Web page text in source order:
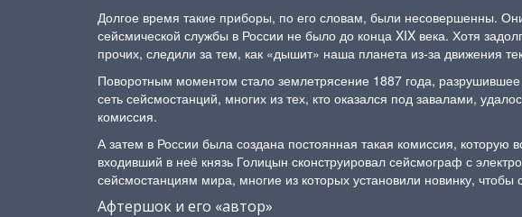
Долгое время такие приборы, по его словам, были несовершенны.
сейсмической службы в России не было до конца XIX века. Хотя
прочих, следили за тем, как «дышит» наша планета из-за движения
Поворотным моментом стало землетрясение 1887 года,
сеть сейсмостанций, многих из тех, кто оказался под завалами,
комиссия.
А затем в России была создана постоянная такая комиссия, которую
входивший в неё князь Голицын сконструировал сейсмограф с
сейсмостанциям мира, многие из которых установили новинку,
Афтершок и его «автор»